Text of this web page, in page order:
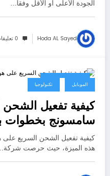
الجودة الأعلى أو الأقل وفقاً…
Hoda AL Sayed 0 تعليقات
25 يونيو، 2023
الموبايل تكنولوجيا
كيفية تفعيل
سامسونج بخطوات
كيفية تفعيل الشحن السريع
هذه الميزة، حيث حرصت